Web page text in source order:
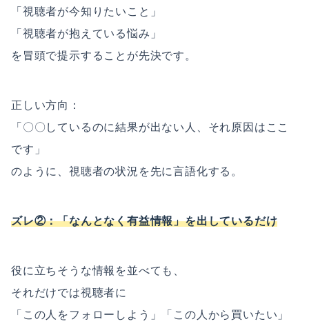
「視聴者が今知りたいこと」
「視聴者が抱えている悩み」
を冒頭で提示することが先決です。
正しい方向：
「〇〇しているのに結果が出ない人、それ原因はここ
です」
のように、視聴者の状況を先に言語化する。
ズレ②：「なんとなく有益情報」を出しているだけ
役に立ちそうな情報を並べても、
それだけでは視聴者に
「この人をフォローしよう」「この人から買いたい」